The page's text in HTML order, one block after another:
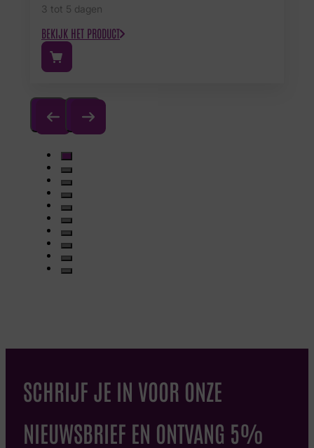
3 tot 5 dagen
BEKIJK HET PRODUCT
SCHRIJF JE IN VOOR ONZE
NIEUWSBRIEF EN ONTVANG 5%